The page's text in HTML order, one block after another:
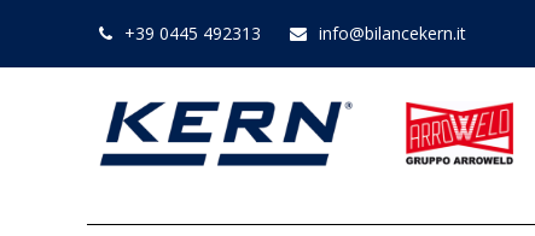
+39 0445 492313 info@bilancekern.it